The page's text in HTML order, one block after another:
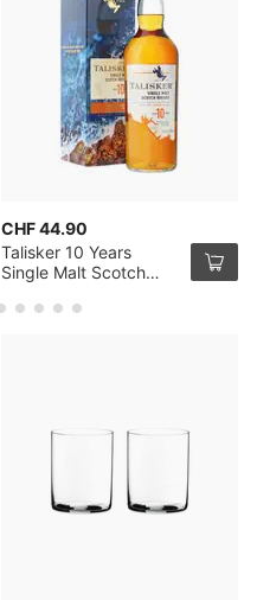
CHF 44.90
Talisker 10 Years
Single Malt Scotch